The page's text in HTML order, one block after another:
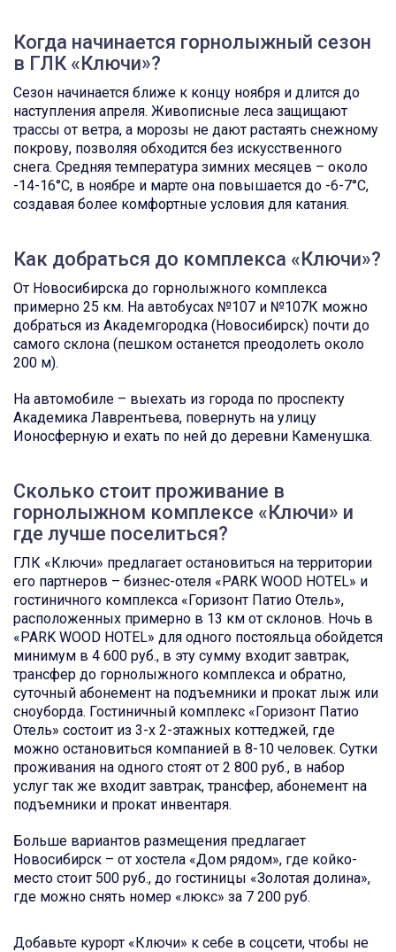
Когда начинается горнолыжный сезон
в ГЛК «Ключи»?
Сезон начинается ближе к концу ноября и длится до
наступления апреля. Живописные леса защищают
трассы от ветра, а морозы не дают растаять снежному
покрову, позволяя обходится без искусственного
снега. Средняя температура зимних месяцев – около
-14-16°C, в ноябре и марте она повышается до -6-7°C,
создавая более комфортные условия для катания.
Как добраться до комплекса «Ключи»?
От Новосибирска до горнолыжного комплекса
примерно 25 км. На автобусах №107 и №107К можно
добраться из Академгородка (Новосибирск) почти до
самого склона (пешком останется преодолеть около
200 м).
На автомобиле – выехать из города по проспекту
Академика Лаврентьева, повернуть на улицу
Ионосферную и ехать по ней до деревни Каменушка.
Сколько стоит проживание в
горнолыжном комплексе «Ключи» и
где лучше поселиться?
ГЛК «Ключи» предлагает остановиться на территории
его партнеров – бизнес-отеля «PARK WOOD HOTEL» и
гостиничного комплекса «Горизонт Патио Отель»,
расположенных примерно в 13 км от склонов. Ночь в
«PARK WOOD HOTEL» для одного постояльца обойдется
минимум в 4 600 руб., в эту сумму входит завтрак,
трансфер до горнолыжного комплекса и обратно,
суточный абонемент на подъемники и прокат лыж или
сноуборда. Гостиничный комплекс «Горизонт Патио
Отель» состоит из 3-х 2-этажных коттеджей, где
можно остановиться компанией в 8-10 человек. Сутки
проживания на одного стоят от 2 800 руб., в набор
услуг так же входит завтрак, трансфер, абонемент на
подъемники и прокат инвентаря.
Больше вариантов размещения предлагает
Новосибирск – от хостела «Дом рядом», где койко-
место стоит 500 руб., до гостиницы «Золотая долина»,
где можно снять номер «люкс» за 7 200 руб.
Добавьте курорт «Ключи» к себе в соцсети, чтобы не